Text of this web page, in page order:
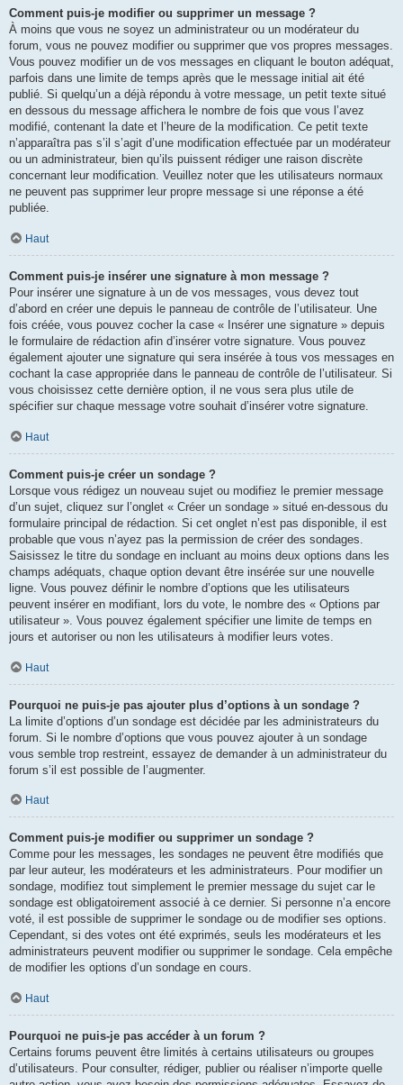
Comment puis-je modifier ou supprimer un message ?
À moins que vous ne soyez un administrateur ou un modérateur du
forum, vous ne pouvez modifier ou supprimer que vos propres messages.
Vous pouvez modifier un de vos messages en cliquant le bouton adéquat,
parfois dans une limite de temps après que le message initial ait été
publié. Si quelqu’un a déjà répondu à votre message, un petit texte situé
en dessous du message affichera le nombre de fois que vous l’avez
modifié, contenant la date et l’heure de la modification. Ce petit texte
n’apparaîtra pas s’il s’agit d’une modification effectuée par un modérateur
ou un administrateur, bien qu’ils puissent rédiger une raison discrète
concernant leur modification. Veuillez noter que les utilisateurs normaux
ne peuvent pas supprimer leur propre message si une réponse a été
publiée.
Haut
Comment puis-je insérer une signature à mon message ?
Pour insérer une signature à un de vos messages, vous devez tout
d’abord en créer une depuis le panneau de contrôle de l’utilisateur. Une
fois créée, vous pouvez cocher la case « Insérer une signature » depuis
le formulaire de rédaction afin d’insérer votre signature. Vous pouvez
également ajouter une signature qui sera insérée à tous vos messages en
cochant la case appropriée dans le panneau de contrôle de l’utilisateur. Si
vous choisissez cette dernière option, il ne vous sera plus utile de
spécifier sur chaque message votre souhait d’insérer votre signature.
Haut
Comment puis-je créer un sondage ?
Lorsque vous rédigez un nouveau sujet ou modifiez le premier message
d’un sujet, cliquez sur l’onglet « Créer un sondage » situé en-dessous du
formulaire principal de rédaction. Si cet onglet n’est pas disponible, il est
probable que vous n’ayez pas la permission de créer des sondages.
Saisissez le titre du sondage en incluant au moins deux options dans les
champs adéquats, chaque option devant être insérée sur une nouvelle
ligne. Vous pouvez définir le nombre d’options que les utilisateurs
peuvent insérer en modifiant, lors du vote, le nombre des « Options par
utilisateur ». Vous pouvez également spécifier une limite de temps en
jours et autoriser ou non les utilisateurs à modifier leurs votes.
Haut
Pourquoi ne puis-je pas ajouter plus d’options à un sondage ?
La limite d’options d’un sondage est décidée par les administrateurs du
forum. Si le nombre d’options que vous pouvez ajouter à un sondage
vous semble trop restreint, essayez de demander à un administrateur du
forum s’il est possible de l’augmenter.
Haut
Comment puis-je modifier ou supprimer un sondage ?
Comme pour les messages, les sondages ne peuvent être modifiés que
par leur auteur, les modérateurs et les administrateurs. Pour modifier un
sondage, modifiez tout simplement le premier message du sujet car le
sondage est obligatoirement associé à ce dernier. Si personne n’a encore
voté, il est possible de supprimer le sondage ou de modifier ses options.
Cependant, si des votes ont été exprimés, seuls les modérateurs et les
administrateurs peuvent modifier ou supprimer le sondage. Cela empêche
de modifier les options d’un sondage en cours.
Haut
Pourquoi ne puis-je pas accéder à un forum ?
Certains forums peuvent être limités à certains utilisateurs ou groupes
d’utilisateurs. Pour consulter, rédiger, publier ou réaliser n’importe quelle